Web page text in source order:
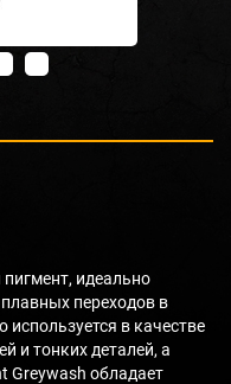
идеально
переходов в
используется в качестве
и тонких деталей, а
Greywash обладает